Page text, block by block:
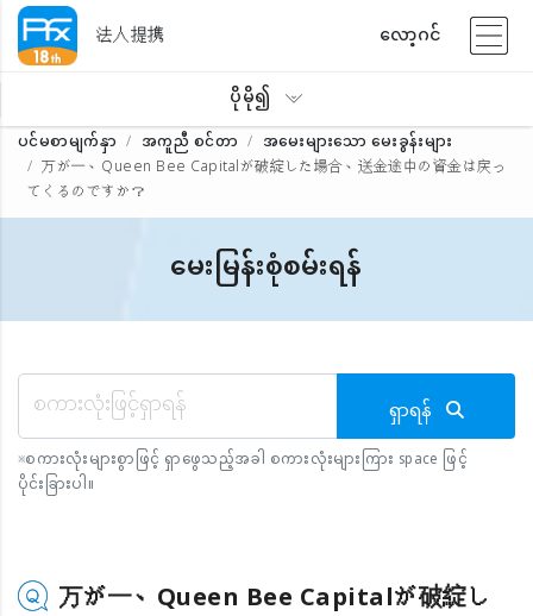
法人提携
လော့ဂင်
ပိုမို၍
ပင်မစာမျက်နှာ အကူညီ စင်တာ
အမေးများသော မေးခွန်းများ
万が一、Queen Bee Capitalが破綻した場合、送金途中の資金は戻っ
てくるのですか？
မေးမြန်းစုံစမ်းရန်
ရှာရန်
※စကားလုံးများစွာဖြင့် ရှာဖွေသည့်အခါ စကားလုံးများကြား space ဖြင့်
ပိုင်းခြားပါ။
万が一、Queen Bee Capitalが破綻し